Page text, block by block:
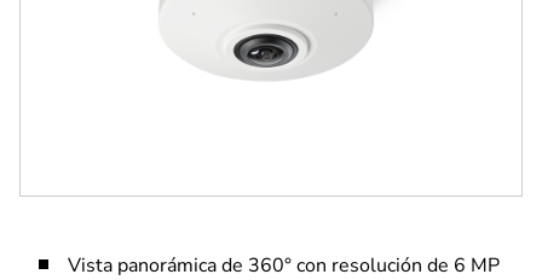
Vista panorámica de 360° con resolución de 6 MP